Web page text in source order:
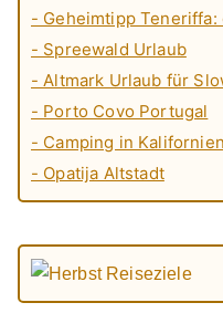
- Geheimtipp Teneriffa:
- Spreewald Urlaub
- Altmark Urlaub für
- Porto Covo Portugal
- Camping in Kalifornien
- Opatija Altstadt